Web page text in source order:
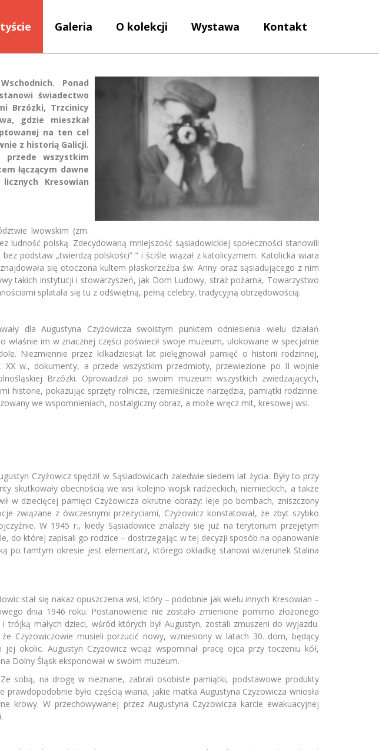
Galeria O kolekcji Wystawa Kontakt
Ponad
świadectwo
Brzózki, Trzcinicy
gdzie mieszkał
na ten cel
z historią Galicji.
przede wszystkim
łączącym dawne
Kresowian
lwowskim (zm.
ludność polską. Zdecydowaną mniejszość sąsiadowickiej społeczności stanowili
podstaw „twierdzą polskości” ” i ściśle wiązał z katolicyzmem. Katolicka wiara
się otoczona kultem płaskorzeźba św. Anny oraz sąsiadującego z nim
takich instytucji i stowarzyszeń, jak Dom Ludowy, straż pożarna, Towarzystwo
splatała się tu z odświętną, pełną celebry, tradycyjną obrzędowością.
dla Augustyna Czyżowicza swoistym punktem odniesienia wielu działań
właśnie im w znacznej części poświecił swoje muzeum, ulokowane w specjalnie
Niezmiennie przez kilkadziesiąt lat pielęgnował pamięć o historii rodzinnej,
w., dokumenty, a przede wszystkim przedmioty, przewiezione po II wojnie
Brzózki. Oprowadzał po swoim muzeum wszystkich zwiedzających,
historie, pokazując sprzęty rolnicze, rzemieślnicze narzędzia, pamiątki rodzinne.
we wspomnieniach, nostalgiczny obraz, a może wręcz mit, kresowej wsi.
Czyżowicz spędził w Sąsiadowicach zaledwie siedem lat życia. Były to przy
skutkowały obecnością we wsi kolejno wojsk radzieckich, niemieckich, a także
w dziecięcej pamięci Czyżowicza okrutne obrazy: leje po bombach, zniszczony
związane z ówczesnymi przeżyciami, Czyżowicz konstatował, że zbyt szybko
W 1945 r., kiedy Sąsiadowice znalazły się już na terytorium przejętym
do której zapisali go rodzice – dostrzegając w tej decyzji sposób na opanowanie
po tamtym okresie jest elementarz, którego okładkę stanowi wizerunek Stalina
stał się nakaz opuszczenia wsi, który – podobnie jak wielu innych Kresowian –
dnia 1946 roku. Postanowienie nie zostało zmienione pomimo złożonego
trójką małych dzieci, wśród których był Augustyn, zostali zmuszeni do wyjazdu.
Czyżowiczowie musieli porzucić nowy, wzniesiony w latach 30. dom, będący
jej okolic. Augustyn Czyżowicz wciąż wspominał pracę ojca przy toczeniu kół,
Dolny Śląsk eksponował w swoim muzeum.
sobą, na drogę w nieznane, zabrali osobiste pamiątki, podstawowe produkty
było częścią wiana, jakie matka Augustyna Czyżowicza wniosła
krowy. W przechowywanej przez Augustyna Czyżowicza karcie ewakuacyjnej